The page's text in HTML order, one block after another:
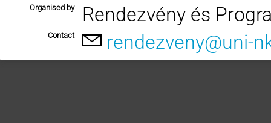
Organised by Rendezvény és
Contact rendezveny@uni-